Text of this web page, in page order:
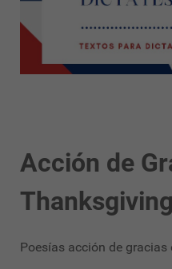
Acción de
Thanksgiving
Poesías acción de gracias